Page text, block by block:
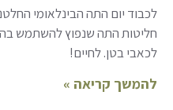
חליטות התה שנפוץ להשתמש בהן
לכאבי בטן. לחיים!
להמשך קריאה »